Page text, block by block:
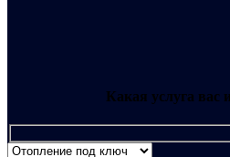
Какая услуга вас